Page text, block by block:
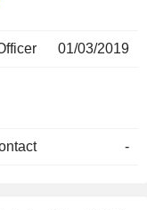
01/03/2019
-